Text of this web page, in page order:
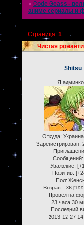
» Code Geass -
аниме сериалы и
Чистая
Страница: 1
Shitsu
Я
Откуда:
Зарегистрирован:
Сообщений:
Уважение:
Позитив:
Пол:
Возраст: 36
Провел на
23 часа 30
Последний
2013-12-27